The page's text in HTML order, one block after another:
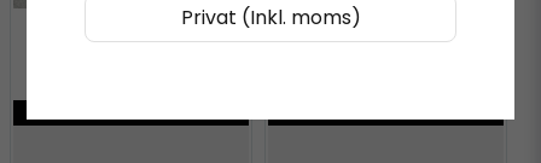
Privat (Inkl. moms)